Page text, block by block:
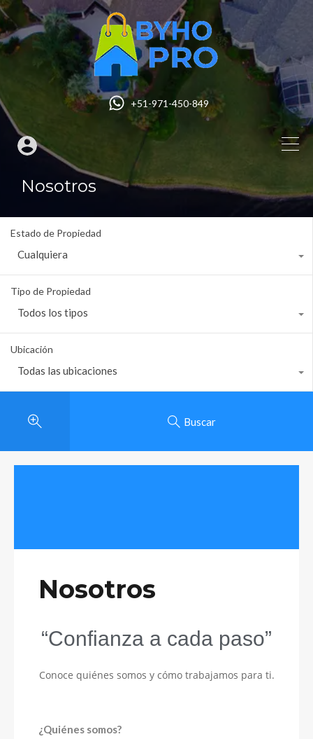
+51-971-450-849
Nosotros
Estado de Propiedad
Cualquiera
Tipo de Propiedad
Todos los tipos
Ubicación
Todas las ubicaciones
Buscar
Nosotros
“Confianza a cada paso”
Conoce quiénes somos y cómo trabajamos para ti.
¿Quiénes somos?